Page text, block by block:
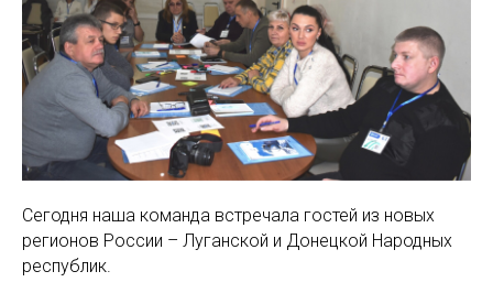
Сегодня наша команда встречала гостей из новых
регионов России – Луганской и Донецкой Народных
республик.